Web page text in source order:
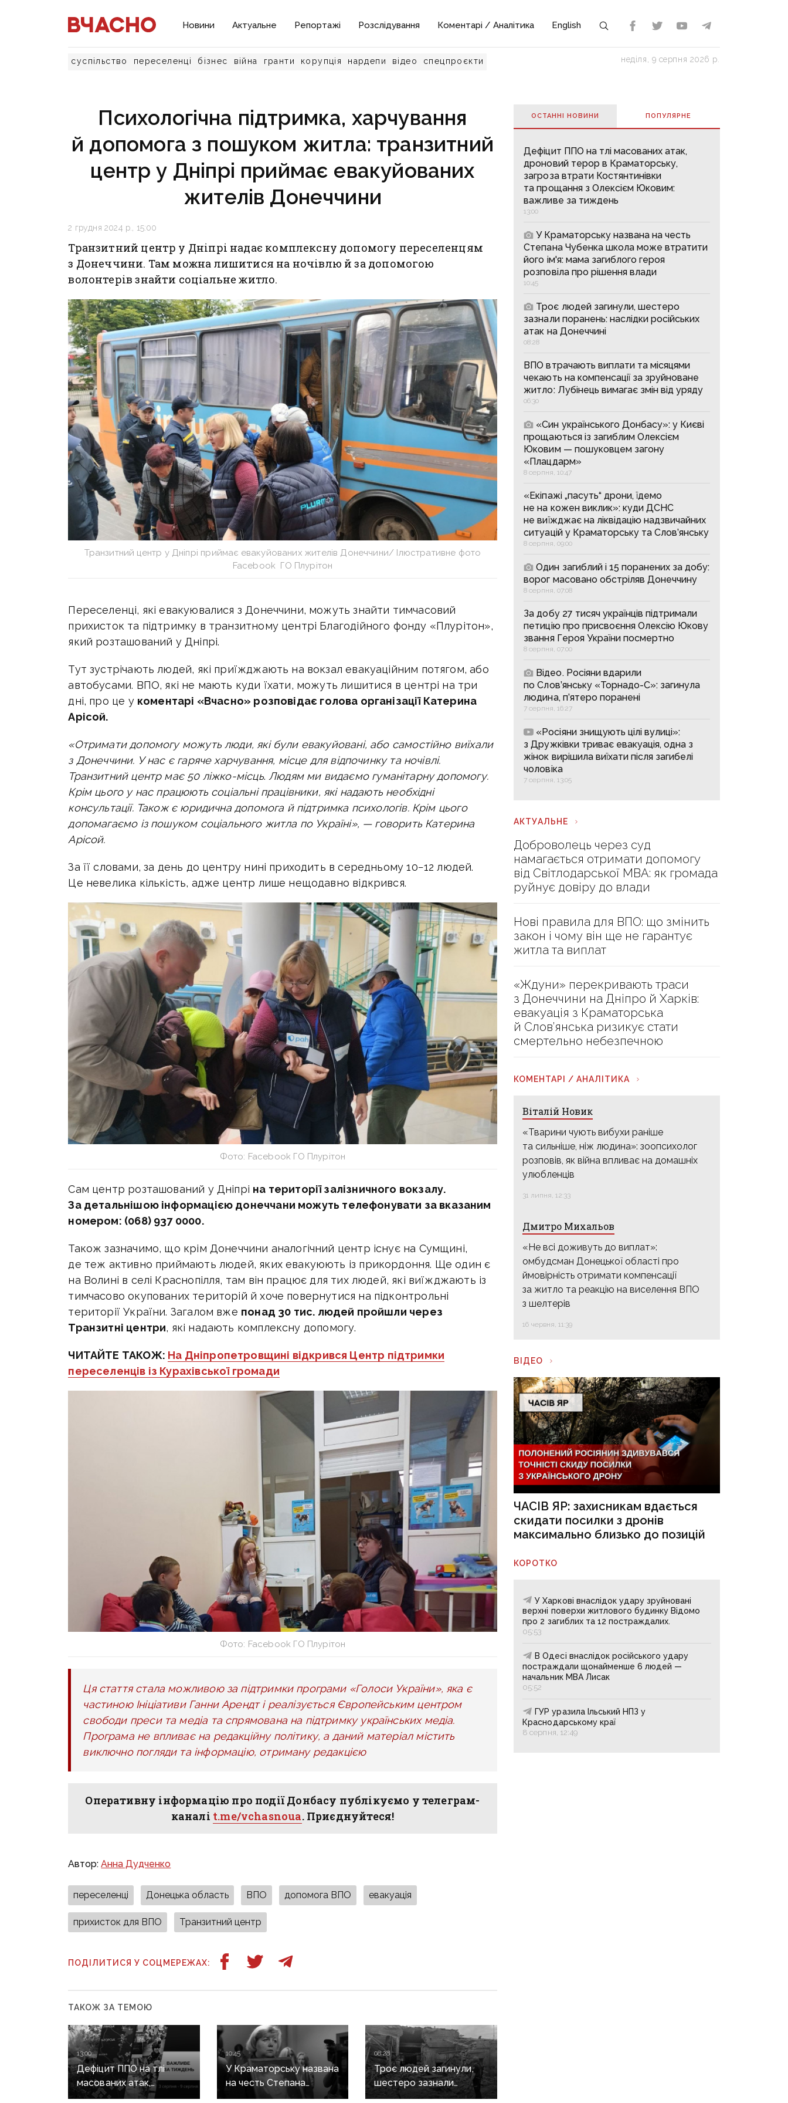
Новини Актуальне Репортажі Розслідування Коментарі / Аналітика English
суспільство переселенці бізнес війна гранти корупція нардепи відео спецпроєкти неділя, 9 серпня 2026 р.
Психологічна підтримка, харчування
й допомога з пошуком житла: транзитний
центр у Дніпрі приймає евакуйованих
жителів Донеччини
2 грудня 2024 р., 15:00
Транзитний центр у Дніпрі надає комплексну допомогу переселенцям
з Донеччини. Там можна лишитися на ночівлю й за допомогою
волонтерів знайти соціальне житло.
Транзитний центр у Дніпрі приймає евакуйованих жителів Донеччини/ Ілюстративне фото
Facebook ГО Плурітон
Переселенці, які евакуювалися з Донеччини, можуть знайти тимчасовий
прихисток та підтримку в транзитному центрі Благодійного фонду «Плурітон»,
який розташований у Дніпрі.
Тут зустрічають людей, які приїжджають на вокзал евакуаційним потягом, або
автобусами. ВПО, які не мають куди їхати, можуть лишитися в центрі на три
дні, про це у коментарі «Вчасно» розповідає голова організації Катерина
Арісой.
«Отримати допомогу можуть люди, які були евакуйовані, або самостійно виїхали
з Донеччини. У нас є гаряче харчування, місце для відпочинку та ночівлі.
Транзитний центр має 50 ліжко-місць.Людям ми видаємогуманітарну допомогу.
Крім цього у нас працюють соціальні працівники, які надають необхідні
консультації. Також є юридична допомога й підтримка психологів. Крім цього
допомагаємо із пошуком соціального житла по Україні», — говорить Катерина
Арісой.
За її словами, за день до центру нині приходить в середньому 10−12 людей.
Це невелика кількість, адже центр лише нещодавно відкрився.
Фото: Facebook ГО Плурітон
Сам центр розташований у Дніпрі на території залізничного вокзалу.
За детальнішою інформацією донеччани можуть телефонувати за вказаним
номером: (068) 937 0000.
Також зазначимо, що крім Донеччини аналогічний центр існує на Сумщині,
де теж активно приймають людей, яких евакуюють із прикордоння. Ще один є
на Волині в селі Краснопілля, там він працює для тих людей, які виїжджають із
тимчасово окупованих територій й хоче повернутися на підконтрольні
території України. Загалом вже понад 30 тис. людей пройшли через
Транзитні центри, які надають комплексну допомогу.
ЧИТАЙТЕ ТАКОЖ: На Дніпропетровщині відкрився Центр підтримки
переселенців із Курахівської громади
Фото: Facebook ГО Плурітон
Ця стаття стала можливою за підтримки програми «Голоси України», яка є
частиною Ініціативи Ганни Арендт і реалізується Європейським центром
свободи преси та медіа та спрямована на підтримку українських медіа.
Програма не впливає на редакційну політику, а даний матеріал містить
виключно погляди та інформацію, отриману редакцією
Оперативну інформацію про події Донбасу публікуємо у телеграм-
каналі t.me/vchasnoua. Приєднуйтеся!
Автор:Анна Дудченко
переселенці Донецька область ВПО допомога ВПО евакуація
прихисток для ВПО Транзитний центр
ПОДІЛИТИСЯ У СОЦМЕРЕЖАХ:
ТАКОЖ ЗА ТЕМОЮ
13:00
Дефіцит ППО на тлі
масованих атак,
дроновий терор
10:45
У Краматорську названа
на честь Степана
Чубенка школа може
08:28
Троє людей загинули,
шестеро зазнали
поранень: наслідки
ОСТАННІ НОВИНИ ПОПУЛЯРНE
Дефіцит ППО на тлі масованих атак,
дроновий терор в Краматорську,
загроза втрати Костянтинівки
та прощання з Олексієм Юковим:
важливе за тиждень
13:00
У Краматорську названа на честь
Степана Чубенка школа може втратити
його ім'я: мама загиблого героя
розповіла про рішення влади
10:45
Троє людей загинули, шестеро
зазнали поранень: наслідки російських
атак на Донеччині
08:28
ВПО втрачають виплати та місяцями
чекають на компенсації за зруйноване
житло: Лубінець вимагає змін від уряду
06:30
«Син українського Донбасу»: у Києві
прощаються із загиблим Олексієм
Юковим — пошуковцем загону
«Плацдарм»
8 серпня, 10:47
«Екіпажі „пасуть“ дрони, їдемо
не на кожен виклик»: куди ДСНС
не виїжджає на ліквідацію надзвичайних
ситуацій у Краматорську та Слов’янську
8 серпня, 09:00
Один загиблий і 15 поранених за добу:
ворог масовано обстріляв Донеччину
8 серпня, 07:08
За добу 27 тисяч українців підтримали
петицію про присвоєння Олексію Юкову
звання Героя України посмертно
8 серпня, 07:00
Відео. Росіяни вдарили
по Слов’янську «Торнадо-С»: загинула
людина, п’ятеро поранені
7 серпня, 16:27
«Росіяни знищують цілі вулиці»:
з Дружківки триває евакуація, одна з
жінок вирішила виїхати після загибелі
чоловіка
7 серпня, 13:05
АКТУАЛЬНЕ
Доброволець через суд
намагається отримати допомогу
від Світлодарської МВА: як громада
руйнує довіру до влади
Нові правила для ВПО: що змінить
закон і чому він ще не гарантує
житла та виплат
«Ждуни» перекривають траси
з Донеччини на Дніпро й Харків:
евакуація з Краматорська
й Слов’янська ризикує стати
смертельно небезпечною
КОМЕНТАРІ / АНАЛІТИКА
Віталій Новик
«Тварини чують вибухи раніше
та сильніше, ніж людина»: зоопсихолог
розповів, як війна впливає на домашніх
улюбленців
31 липня, 12:33
Дмитро Михальов
«Не всі доживуть до виплат»:
омбудсман Донецької області про
ймовірність отримати компенсації
за житло та реакцію на виселення ВПО
з шелтерів
16 червня, 11:39
ВІДЕО
ЧАСІВ ЯР: захисникам вдається
скидати посилки з дронів
максимально близько до позицій
КОРОТКО
У Харкові внаслідок удару зруйновані
верхні поверхи житлового будинку Відомо
про 2 загиблих та 12 постраждалих.
05:53
В Одесі внаслідок російського удару
постраждали щонайменше 6 людей —
начальник МВА Лисак
05:52
ГУР уразила Ільський НПЗ у
Краснодарському краї
8 серпня, 12:49